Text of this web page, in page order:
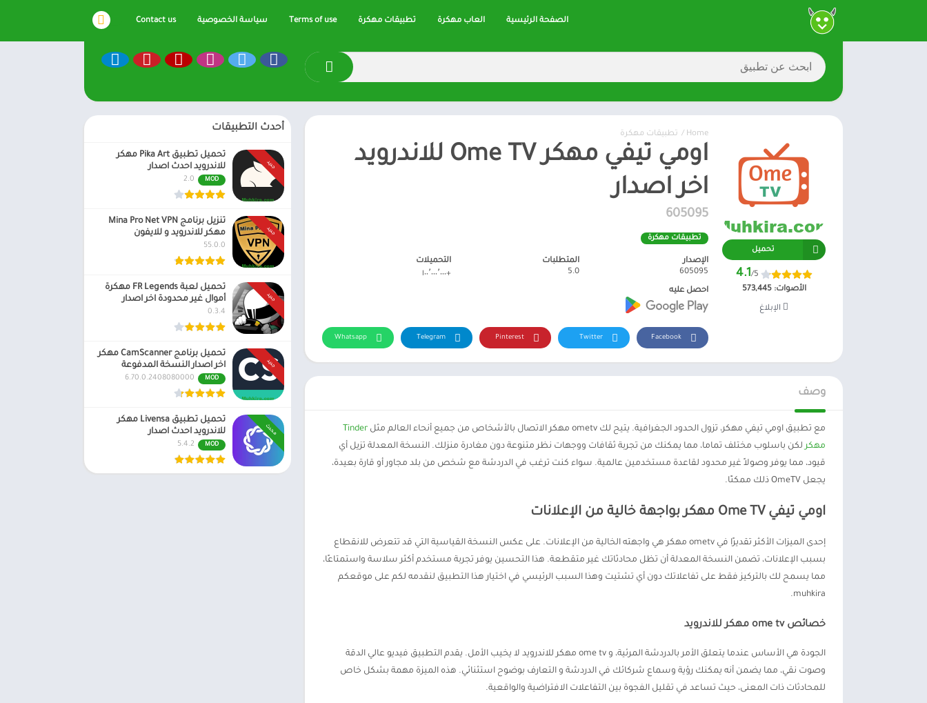
الصفحة الرئيسية العاب مهكرة تطبيقات مهكرة Terms of use سياسة الخصوصية Contact us
Home
/ تطبيقات مهكرة
اومي تيفي مهكر Ome TV للاندرويد
اخر اصدار
605095
تطبيقات مهكرة
تحميل
4.1/5
الأصوات:573,445
الإبلاغ
الإصدار
605095
المتطلبات
5.0
التحميلات
+١٠٠٬٠٠٠٬٠٠٠
احصل عليه
Facebook
Twitter
Pinterest
Telegram
Whatsapp
وصف
مع تطبيق اومي تيفي مهكر، تزول الحدود الجغرافية. يتيح لك ometv مهكر الاتصال بالأشخاص من جميع أنحاء العالم مثل
Tinder
مهكر لكن باسلوب مختلف تماما، مما يمكنك من تجربة ثقافات ووجهات نظر متنوعة دون مغادرة منزلك. النسخة المعدلة تزيل أي
قيود، مما يوفر وصولاً غير محدود لقاعدة مستخدمين عالمية. سواء كنت ترغب في الدردشة مع شخص من بلد مجاور أو قارة بعيدة،
يجعل OmeTV ذلك ممكنًا.
اومي تيفي Ome TV مهكر بواجهة خالية من الإعلانات
إحدى الميزات الأكثر تقديرًا في ometv مهكر هي واجهته الخالية من الإعلانات. على عكس النسخة القياسية التي قد تتعرض للانقطاع
بسبب الإعلانات، تضمن النسخة المعدلة أن تظل محادثاتك غير متقطعة. هذا التحسين يوفر تجربة مستخدم أكثر سلاسة واستمتاعًا،
مما يسمح لك بالتركيز فقط على تفاعلاتك دون أي تشتيت وهذا السبب الرئيسي في اختيار هذا التطبيق لنقدمه لكم على موقعكم
muhkira.
خصائص ome tv مهكر للاندرويد
الجودة هي الأساس عندما يتعلق الأمر بالدردشة المرئية، و ome tv مهكر للاندرويد لا يخيب الأمل. يقدم التطبيق فيديو عالي الدقة
وصوت نقي، مما يضمن أنه يمكنك رؤية وسماع شركائك في الدردشة و التعارف بوضوح استثنائي. هذه الميزة مهمة بشكل خاص
للمحادثات ذات المعنى، حيث تساعد في تقليل الفجوة بين التفاعلات الافتراضية والواقعية.
أحدث التطبيقات
جديد
تحميل تطبيق Pika Art مهكر
للاندرويد احدث اصدار
MOD
2.0
جديد
تنزيل برنامج Mina Pro Net VPN
مهكر للاندرويد و للايفون
55.0.0
جديد
تحميل لعبة FR Legends مهكرة
أموال غير محدودة اخر اصدار
0.3.4
جديد
تحميل برنامج CamScanner مهكر
اخر اصدار النسخة المدفوعة
MOD
6.70.0.2408080000
محدث
تحميل تطبيق Livensa مهكر
للاندرويد احدث اصدار
MOD
5.4.2